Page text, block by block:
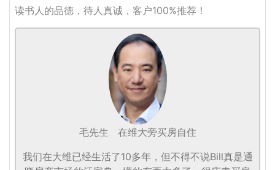
读书人的品德，待人真诚，客户100%推荐！
毛先生
在维大旁买房自住
我们在大维已经生活了10多年，但不得不说Bill真是通